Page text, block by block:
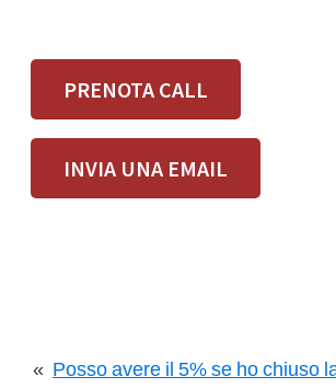
PRENOTA CALL
INVIA UNA EMAIL
« Posso avere il 5% se ho chiuso